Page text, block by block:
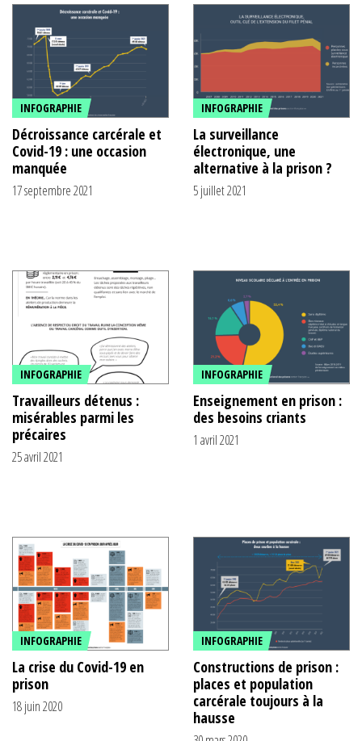
INFOGRAPHIE
Décroissance carcérale et
Covid-19 : une occasion
manquée
17 septembre 2021
INFOGRAPHIE
La surveillance
électronique, une
alternative à la prison ?
5 juillet 2021
INFOGRAPHIE
Travailleurs détenus :
misérables parmi les
précaires
25 avril 2021
INFOGRAPHIE
Enseignement en prison :
des besoins criants
1 avril 2021
INFOGRAPHIE
La crise du Covid-19 en
prison
18 juin 2020
INFOGRAPHIE
Constructions de prison :
places et population
carcérale toujours à la
hausse